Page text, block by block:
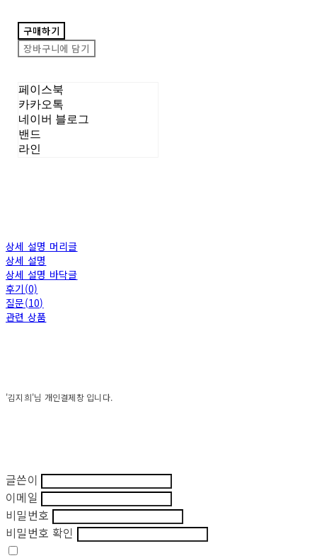
구매하기
장바구니에 담기
페이스북
카카오톡
네이버 블로그
밴드
라인
상세 설명 머리글
상세 설명
상세 설명 바닥글
후기(0)
질문(10)
관련 상품
'김지희'님 개인결제창 입니다.
글쓴이
이메일
비밀번호
비밀번호 확인